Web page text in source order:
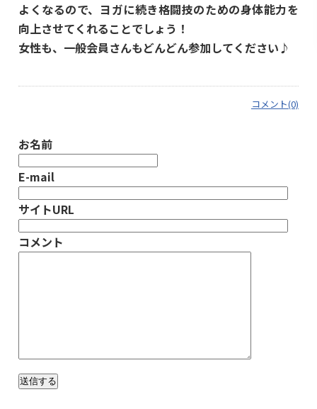
よくなるので、ヨガに続き格闘技のための身体能力を
向上させてくれることでしょう！
女性も、一般会員さんもどんどん参加してください♪
コメント(0)
お名前
E-mail
サイトURL
コメント